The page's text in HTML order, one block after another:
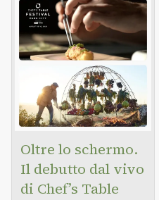
Oltre lo schermo.
Il debutto dal vivo
di Chef’s Table